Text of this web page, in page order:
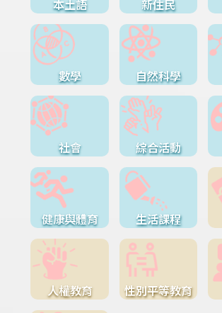
本土語 新住民
數學 自然科學
社會 綜合活動
健康與體育 生活課程
人權教育 性別平等教育